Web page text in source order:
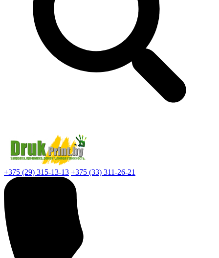
+375 (29) 315-13-13 +375 (33) 311-26-21